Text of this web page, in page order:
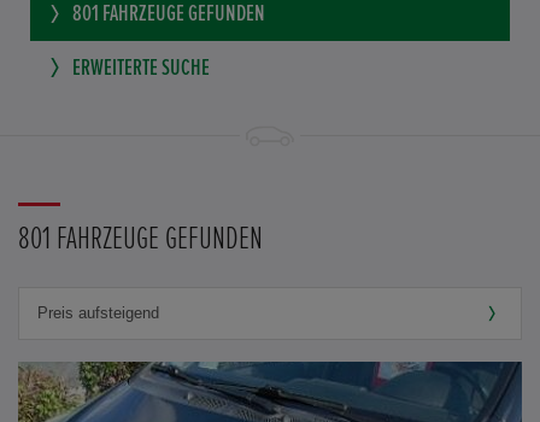
801 FAHRZEUGE GEFUNDEN
ERWEITERTE SUCHE
801 FAHRZEUGE GEFUNDEN